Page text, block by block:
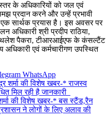
के अधिकारियों को जल एवं
प्रदान करने और उन्हें प्रभावी
सार्थक प्रयास है। इस अवसर पर
अधिकारी श्री प्रदीप राठिया,
पैकरा, टीआरआईएफ के कंसल्टैंट
अधिकारी एवं कर्मचारीगण उपस्थित
WhatsApp
शर्मा की विशेष खबर-* राजस्व
मिल रही है जानकारी
की विशेष खबर-* बस स्टैंड,रैन
ने लोगों के लिए अलाव की